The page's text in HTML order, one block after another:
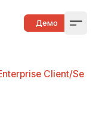
Демо
Client/